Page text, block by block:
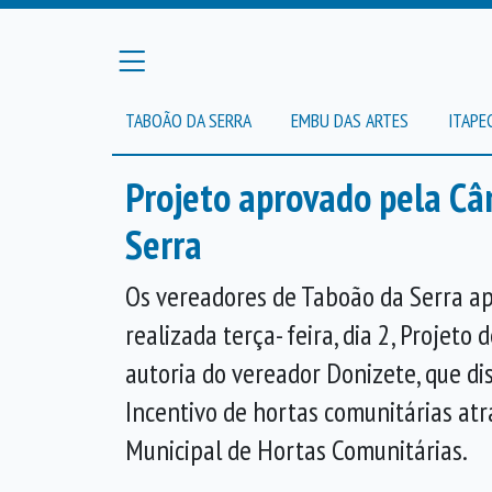
TABOÃO DA SERRA EMBU DAS ARTES
Projeto aprovado pela
Serra
Os vereadores de Taboão da Serra
realizada terça- feira, dia 2, Projeto
autoria do vereador Donizete, que
Incentivo de hortas comunitárias
Municipal de Hortas Comunitárias.